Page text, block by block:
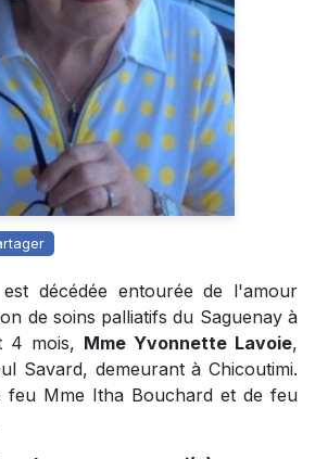
décédée entourée de l'amour
de soins palliatifs du Saguenay à
4 mois, Mme Yvonnette Lavoie,
Savard, demeurant à Chicoutimi.
feu Mme Itha Bouchard et de feu